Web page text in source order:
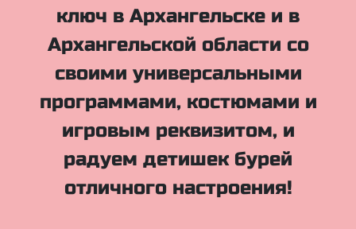
ключ в Архангельске и в
Архангельской области со
своими универсальными
программами, костюмами и
игровым реквизитом, и
радуем детишек бурей
отличного настроения!